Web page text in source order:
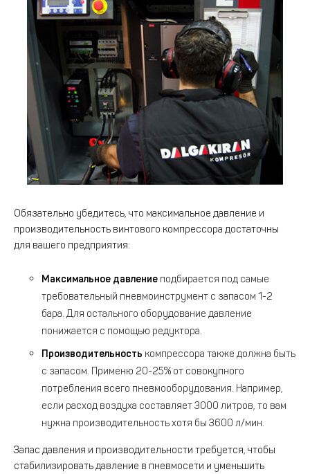
Обязательно убедитесь, что максимальное давление и
производительность винтового компрессора достаточны
для вашего предприятия:
Максимальное давление подбирается под самые
требовательный пневмоинструмент с запасом 1-2
бара. Для остального оборудование давление
понижается с помощью редуктора.
Производительность компрессора также должна быть
с запасом. Применю 20-25% от совокупного
потребления всего пневмооборудования. Например,
если расход воздуха составляет 3000 литров, то вам
нужна производительность хотя бы 3600 л/мин.
Запас давления и производительности требуется, чтобы
стабилизировать давление в пневмосети и уменьшить